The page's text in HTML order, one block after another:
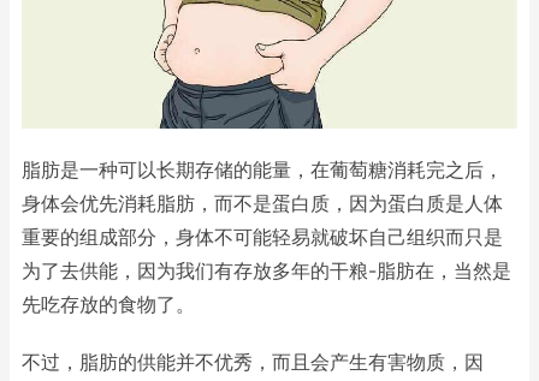
脂肪是一种可以长期存储的能量，在葡萄糖消耗完之后，
身体会优先消耗脂肪，而不是蛋白质，因为蛋白质是人体
重要的组成部分，身体不可能轻易就破坏自己组织而只是
为了去供能，因为我们有存放多年的干粮-脂肪在，当然是
先吃存放的食物了。
不过，脂肪的供能并不优秀，而且会产生有害物质，因